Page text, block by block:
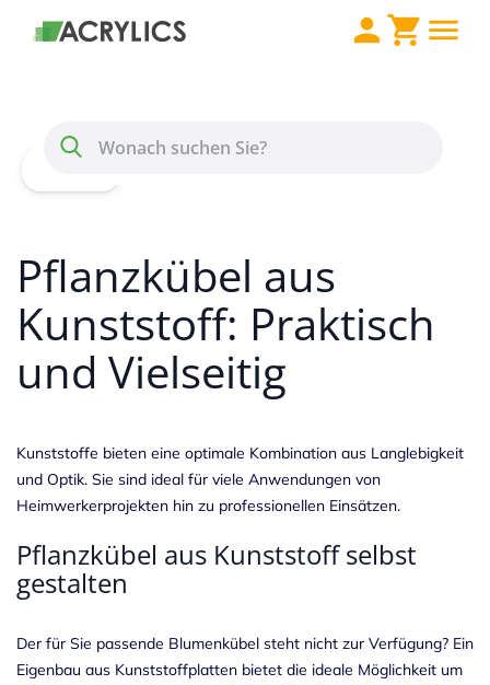
Menü
Pflanzkübel aus
Kunststoff: Praktisch
und Vielseitig
Kunststoffe bieten eine optimale Kombination aus Langlebigkeit
und Optik. Sie sind ideal für viele Anwendungen von
Heimwerkerprojekten hin zu professionellen Einsätzen.
Pflanzkübel aus Kunststoff selbst
gestalten
Der für Sie passende Blumenkübel steht nicht zur Verfügung? Ein
Eigenbau aus Kunststoffplatten bietet die ideale Möglichkeit um